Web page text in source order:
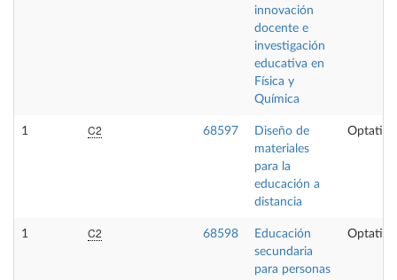
innovación
docente e
investigación
educativa en
Física y
Química
1 C2 68597
Diseño de
materiales
para la
educación a
distancia
Optativa
1 C2 68598
Educación
secundaria
para personas
Optativa